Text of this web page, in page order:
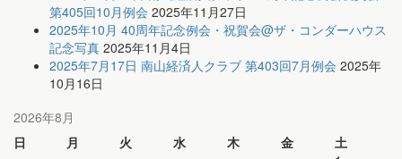
第405回10月例会 2025年11月27日
2025年10月 40周年記念例会・祝賀会@ザ・コンダーハウス
記念写真 2025年11月4日
2025年7月17日 南山経済人クラブ 第403回7月例会 2025年
10月16日
2026年8月
日
月 火 水 木 金
土